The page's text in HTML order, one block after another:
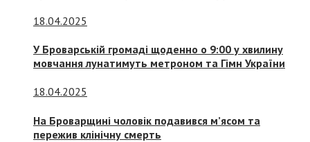
18.04.2025
У Броварській громаді щоденно о 9:00 у хвилину
мовчання лунатимуть метроном та Гімн України
18.04.2025
На Броварщині чоловік подавився м’ясом та
пережив клінічну смерть